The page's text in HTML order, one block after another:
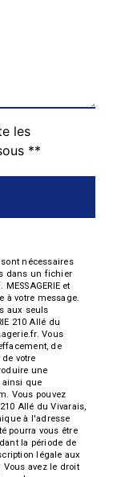
les
**
nécessaires
dans un fichier
et
à votre message.
aux seuls
210 Allé du
Vous
de
votre
une
ainsi que
Vous pouvez
Allé du Vivarais,
à l'adresse
pourra vous être
la période de
légale aux
Vous avez le droit